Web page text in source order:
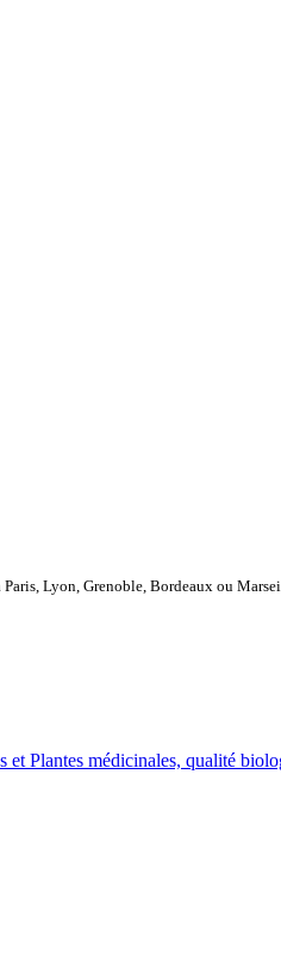
Lyon, Grenoble, Bordeaux ou